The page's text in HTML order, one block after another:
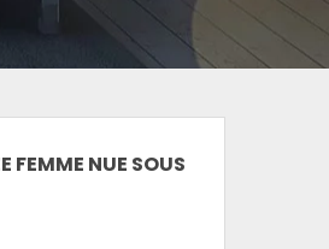
FEMME NUE SOUS